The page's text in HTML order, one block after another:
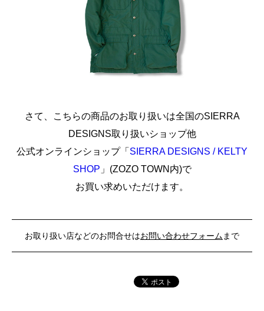
さて、こちらの商品のお取り扱いは全国のSIERRA
DESIGNS取り扱いショップ他
公式オンラインショップ「 SIERRA DESIGNS / KELTY
SHOP 」(ZOZO TOWN内)で
お買い求めいただけます。
お取り扱い店などのお問合せはお問い合わせフォーム まで